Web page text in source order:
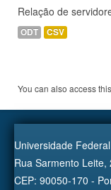
Relação de
ODT CSV
You can also access
Universidade
Rua Sarmento
CEP: 90050-170 -